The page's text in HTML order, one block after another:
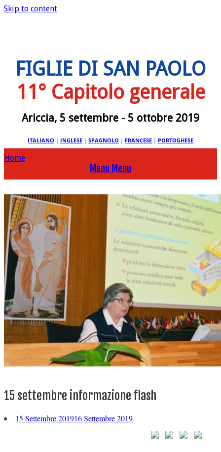
Skip to content
FIGLIE DI SAN PAOLO
11° Capitolo generale
Ariccia, 5 settembre - 5 ottobre 2019
ITALIANO | INGLESE | SPAGNOLO | FRANCESE | PORTOGHESE
Home
Menu Menu
15 settembre informazione flash
15 Settembre 201916 Settembre 2019